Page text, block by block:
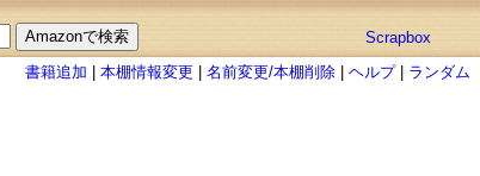
Scrapbox
書籍追加 |本棚情報変更 |名前変更/本棚削除 |ヘルプ| ランダム